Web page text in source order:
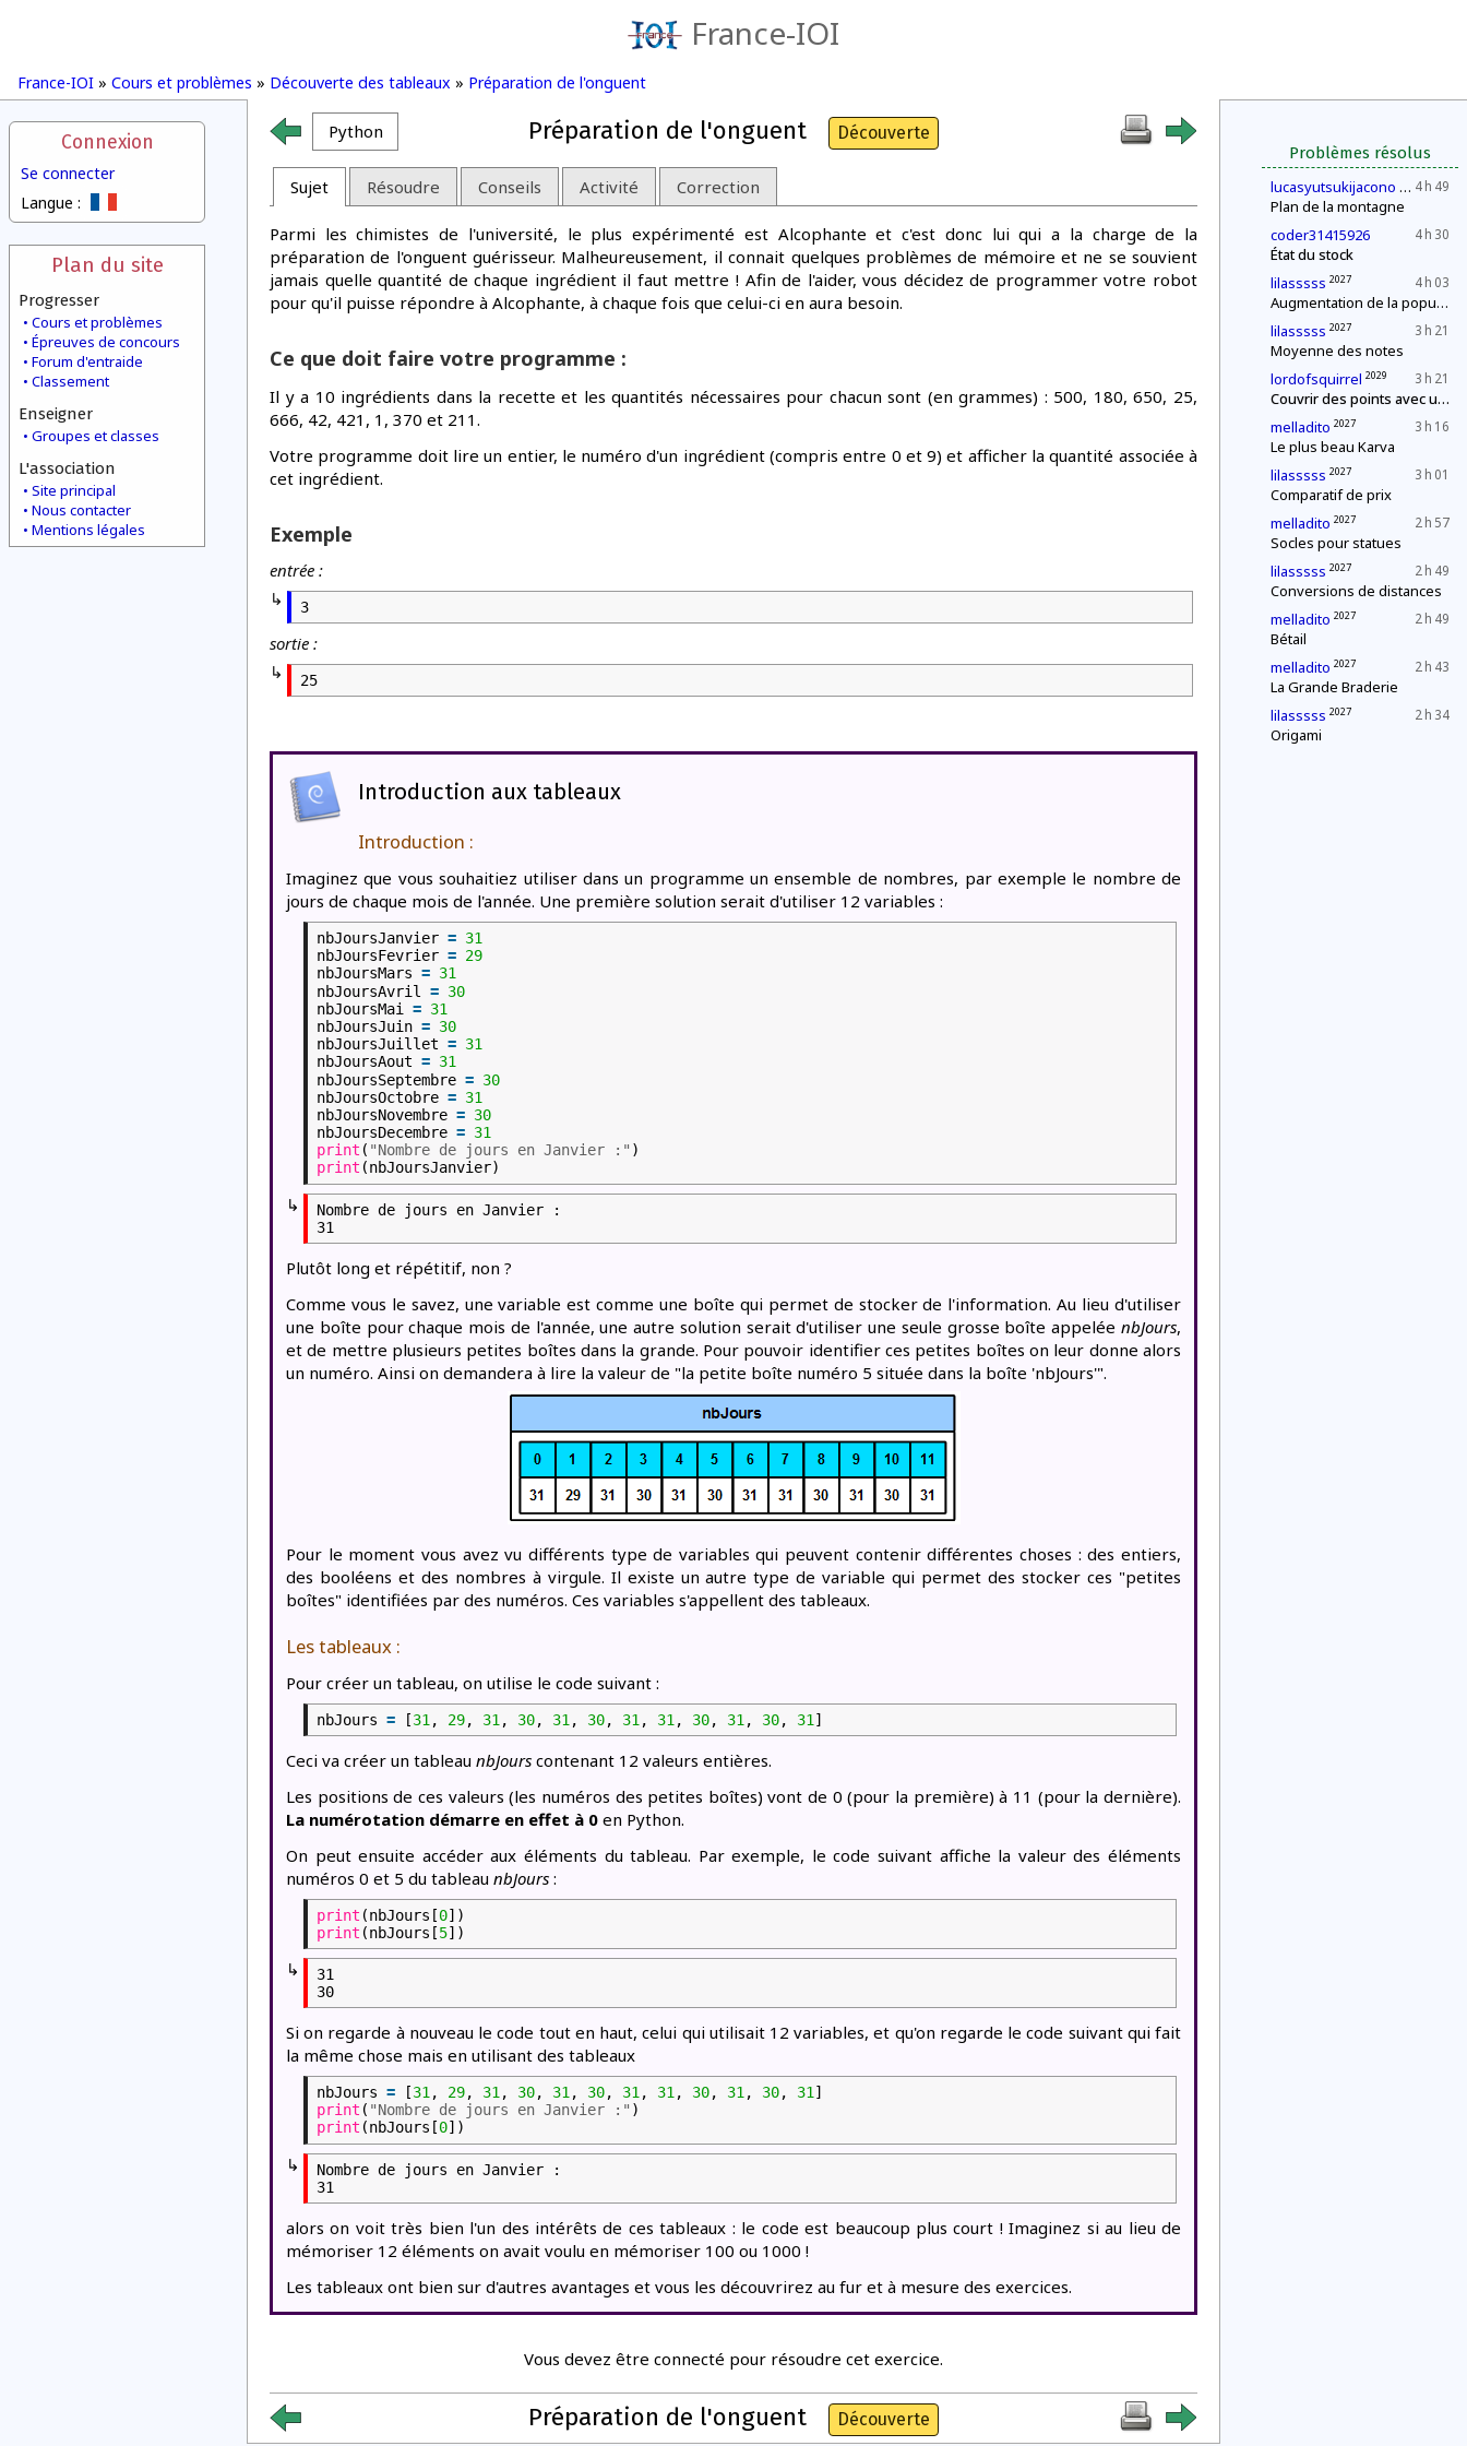
France-IOI
France-IOI » Cours et problèmes » Découverte des tableaux » Préparation de l'onguent
Connexion
Se connecter
Langue :
Plan du site
Progresser
Cours et problèmes
Épreuves de concours
Forum d'entraide
Classement
Enseigner
Groupes et classes
L'association
Site principal
Nous contacter
Mentions légales
Problèmes résolus
4 h 49
lucasyutsukijacono 2030
Plan de la montagne
4 h 30
coder31415926
État du stock
4 h 03
lilasssss 2027
Augmentation de la population
3 h 21
lilasssss 2027
Moyenne des notes
3 h 21
lordofsquirrel 2029
Couvrir des points avec un segment de longueur fixe
3 h 16
melladito 2027
Le plus beau Karva
3 h 01
lilasssss 2027
Comparatif de prix
2 h 57
melladito 2027
Socles pour statues
2 h 49
lilasssss 2027
Conversions de distances
2 h 49
melladito 2027
Bétail
2 h 43
melladito 2027
La Grande Braderie
2 h 34
lilasssss 2027
Origami
Python Préparation de l'onguent Découverte
Sujet Résoudre Conseils Activité Correction
Parmi les chimistes de l'université, le plus expérimenté est Alcophante et c'est donc lui qui a la charge de la
préparation de l'onguent guérisseur. Malheureusement, il connait quelques problèmes de mémoire et ne se souvient
jamais quelle quantité de chaque ingrédient il faut mettre ! Afin de l'aider, vous décidez de programmer votre robot
pour qu'il puisse répondre à Alcophante, à chaque fois que celui-ci en aura besoin.
Ce que doit faire votre programme :
Il y a 10 ingrédients dans la recette et les quantités nécessaires pour chacun sont (en grammes) : 500, 180, 650, 25,
666, 42, 421, 1, 370 et 211.
Votre programme doit lire un entier, le numéro d'un ingrédient (compris entre 0 et 9) et afficher la quantité associée à
cet ingrédient.
Exemple
entrée :
3
sortie :
25
Introduction aux tableaux
Introduction :
Imaginez que vous souhaitiez utiliser dans un programme un ensemble de nombres, par exemple le nombre de
jours de chaque mois de l'année. Une première solution serait d'utiliser 12 variables :
nbJoursJanvier = 31
nbJoursFevrier = 29
nbJoursMars = 31
nbJoursAvril = 30
nbJoursMai = 31
nbJoursJuin = 30
nbJoursJuillet = 31
nbJoursAout = 31
nbJoursSeptembre = 30
nbJoursOctobre = 31
nbJoursNovembre = 30
nbJoursDecembre = 31
print ( "Nombre de jours en Janvier :" )
print (nbJoursJanvier)
↳
Nombre de jours en Janvier :
Plutôt long et répétitif, non ?
Comme vous le savez, une variable est comme une boîte qui permet de stocker de l'information. Au lieu d'utiliser
une boîte pour chaque mois de l'année, une autre solution serait d'utiliser une seule grosse boîte appelée nbJours,
et de mettre plusieurs petites boîtes dans la grande. Pour pouvoir identifier ces petites boîtes on leur donne alors
un numéro. Ainsi on demandera à lire la valeur de "la petite boîte numéro 5 située dans la boîte 'nbJours'".
Pour le moment vous avez vu différents type de variables qui peuvent contenir différentes choses : des entiers,
des booléens et des nombres à virgule. Il existe un autre type de variable qui permet des stocker ces "petites
boîtes" identifiées par des numéros. Ces variables s'appellent des tableaux.
Les tableaux :
Pour créer un tableau, on utilise le code suivant :
nbJours = [31 , 29, 31 , 30, 31 , 30, 31 , 31 , 30, 31 , 30, 31 ]
Ceci va créer un tableau nbJours contenant 12 valeurs entières.
Les positions de ces valeurs (les numéros des petites boîtes) vont de 0 (pour la première) à 11 (pour la dernière).
La numérotation démarre en effet à 0 en Python.
On peut ensuite accéder aux éléments du tableau. Par exemple, le code suivant affiche la valeur des éléments
numéros 0 et 5 du tableau nbJours :
print (nbJours[0])
print (nbJours[5])
↳
31
Si on regarde à nouveau le code tout en haut, celui qui utilisait 12 variables, et qu'on regarde le code suivant qui fait
la même chose mais en utilisant des tableaux
nbJours = [31 , 29, 31 , 30, 31 , 30, 31 , 31 , 30, 31 , 30, 31 ]
print ( "Nombre de jours en Janvier :" )
print (nbJours[0])
↳
Nombre de jours en Janvier :
alors on voit très bien l'un des intérêts de ces tableaux : le code est beaucoup plus court ! Imaginez si au lieu de
mémoriser 12 éléments on avait voulu en mémoriser 100 ou 1000 !
Les tableaux ont bien sur d'autres avantages et vous les découvrirez au fur et à mesure des exercices.
Vous devez être connecté pour résoudre cet exercice.
Préparation de l'onguent Découverte